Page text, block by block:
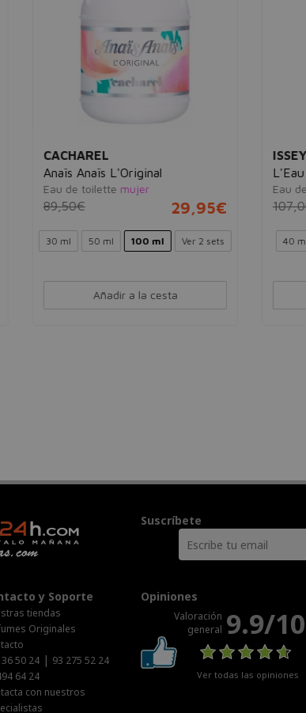
ISSEY MIYAKE
L'Eau d'Issey pour Homme
Eau de toilette
107,00€ 31,95€
40 ml 75 ml 125 ml 200 ml
Añadir a la cesta
Suscríbete
y Soporte
tiendas
Originales
50 24 | 93 275 52 24
64 24
con nuestros
Opiniones
Valoración
general 9.9/10
Ver todas las opiniones